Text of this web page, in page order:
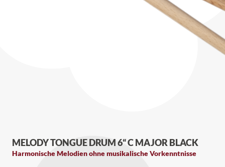
MELODY TONGUE DRUM 6“ C MAJOR BLACK
Harmonische Melodien ohne musikalische Vorkenntnisse